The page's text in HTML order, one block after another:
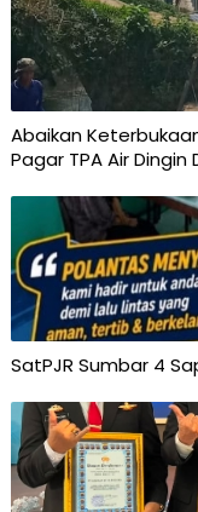
Abaikan
Pagar TPA Air Dingin
SatPJR Sumbar 4